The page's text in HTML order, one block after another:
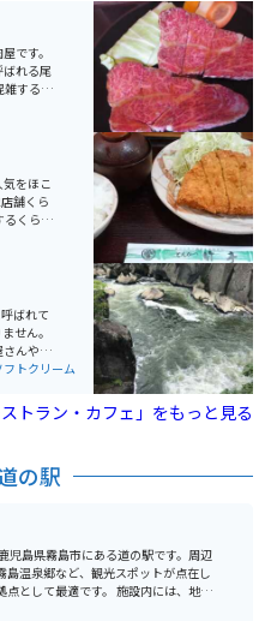
、景色が変わりますので、何度行って
です。
ばれる尾
雑する店
をあら
をほこ
舗くら
るくらい
おいし
ばれて
せん。
さんや軽
ません
フトクリーム
ストラン・カフェ」をもっと見る
の駅
児島県霧島市にある道の駅です。周辺
島温泉郷など、観光スポットが点在し
最適です。 施設内には、地元
ショップやレストランがあり、霧島